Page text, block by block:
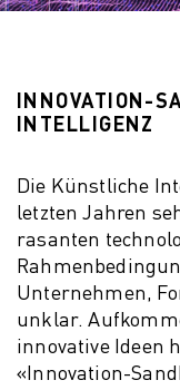
INNOVATION-
INTELLIGENZ
Die Künstliche
letzten Jahren
rasanten
Unternehmen,
unklar.
innovative Ideen
«Innovation-